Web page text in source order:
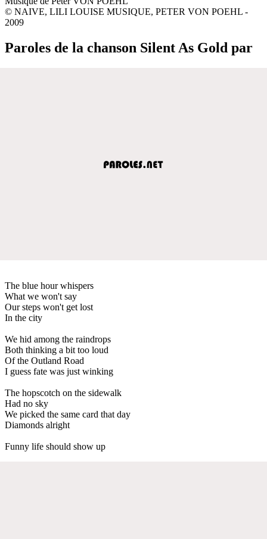
© NAIVE, LILI LOUISE MUSIQUE, PETER VON POEHL -
2009
Paroles de la chanson Silent As Gold par
The blue hour whispers
What we won't say
Our steps won't get lost
In the city
We hid among the raindrops
Both thinking a bit too loud
Of the Outland Road
I guess fate was just winking
The hopscotch on the sidewalk
Had no sky
We picked the same card that day
Diamonds alright
Funny life should show up